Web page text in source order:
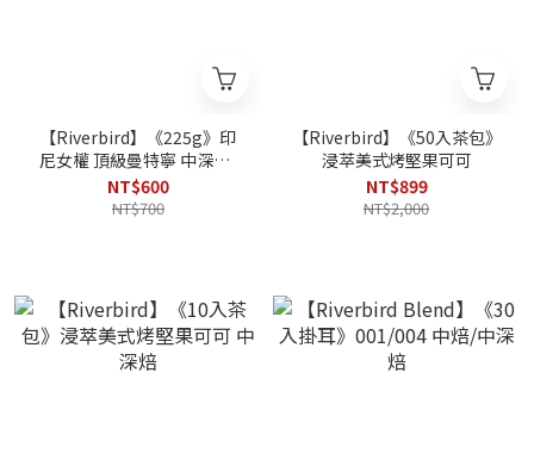
【Riverbird】《225g》印
尼女權 頂級曼特寧 中深焙/
蜜處理
NT$600
NT$700
【Riverbird】《50入茶包》
浸萃美式烤堅果可可
NT$899
NT$2,000